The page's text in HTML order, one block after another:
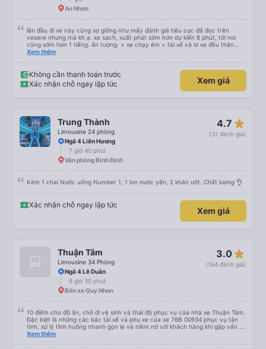
An Nhơn
lần đầu đi xe này cũng sợ giống như mấy đánh giá tiêu cực đã đọc trên
vexere nhưng mà kh ạ. xe sạch, xuất phát sớm hơn dự kiến 8 phút, tới nơi
cũng sớm hơn 1 tiếng. ấn tượng: + xe chạy êm + tài xế và lơ xe đều thân
thiện dễ thương. thật ra cũng kh tiếp xúc nhiều+ lắm nhưng cá nhân mình
an sương, xe dừng đúng 3 lần (cả ăn tối) cho khách đi vệ sinh. cái hay ở đây
là khi gần tới chỗ ăn tối sẽ có loa thông báo, loa báo là dừng 30p nhưng thực
tế chỉ dừng khoảng 25p, chắc do khách đã lên đông đủ. tóm lại thì lần đầu đi
Xem thêm
Không cần thanh toán trước
Xác nhận chỗ ngay lập tức
Xem giá
Trung Thành
Limousine 24 phòng
4.7 star_rate
(31 đánh giá)
Ngã 4 Liên Hương
7 giờ 40 phút
Văn phòng Bình Định
Kèm 1 chai Nước uống Number 1, 1 lon nước yến, 2 khăn ướt. Chất lượng 👌
Xác nhận chỗ ngay lập tức
Xem giá
Thuận Tâm
Limousine 34 Phòng
3.0 star_rate
(164 đánh giá)
Ngã 4 Lê Duẫn
8 giờ 30 phút
Bến xe Quy Nhơn
10 điểm cho đồ ăn, chỗ đi vệ sinh và thái độ phục vụ của nhà xe Thuận Tâm.
Đặc biệt là những các bác tài xế và phụ xe của xe 76B 00934 phục vụ tận
tình, xử lý tình huống nhanh gọn lẹ và niềm nở với khách hàng khi gặp vấn đề
không may. Mình đặt xe lúc 6:00 không may không gửi được xe máy ở lại,
Xem thêm